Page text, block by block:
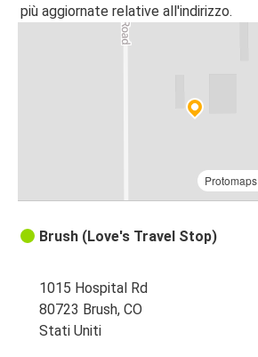
più aggiornate relative all'indirizzo.
Protomaps
Brush (Love's Travel Stop)
1015 Hospital Rd
80723 Brush, CO
Stati Uniti